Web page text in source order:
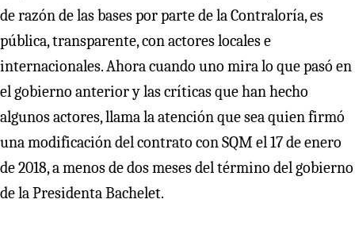
de razón de las bases por parte de la Contraloría, es
pública, transparente, con actores locales e
internacionales. Ahora cuando uno mira lo que pasó en
el gobierno anterior y las críticas que han hecho
algunos actores, llama la atención que sea quien firmó
una modificación del contrato con SQM el 17 de enero
de 2018, a menos de dos meses del término del gobierno
de la Presidenta Bachelet.